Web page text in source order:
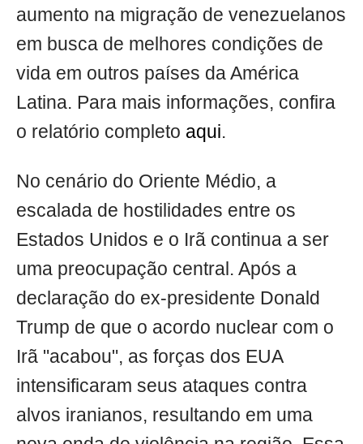
aumento na migração de venezuelanos
em busca de melhores condições de
vida em outros países da América
Latina. Para mais informações, confira
o relatório completo aqui.
No cenário do Oriente Médio, a
escalada de hostilidades entre os
Estados Unidos e o Irã continua a ser
uma preocupação central. Após a
declaração do ex-presidente Donald
Trump de que o acordo nuclear com o
Irã "acabou", as forças dos EUA
intensificaram seus ataques contra
alvos iranianos, resultando em uma